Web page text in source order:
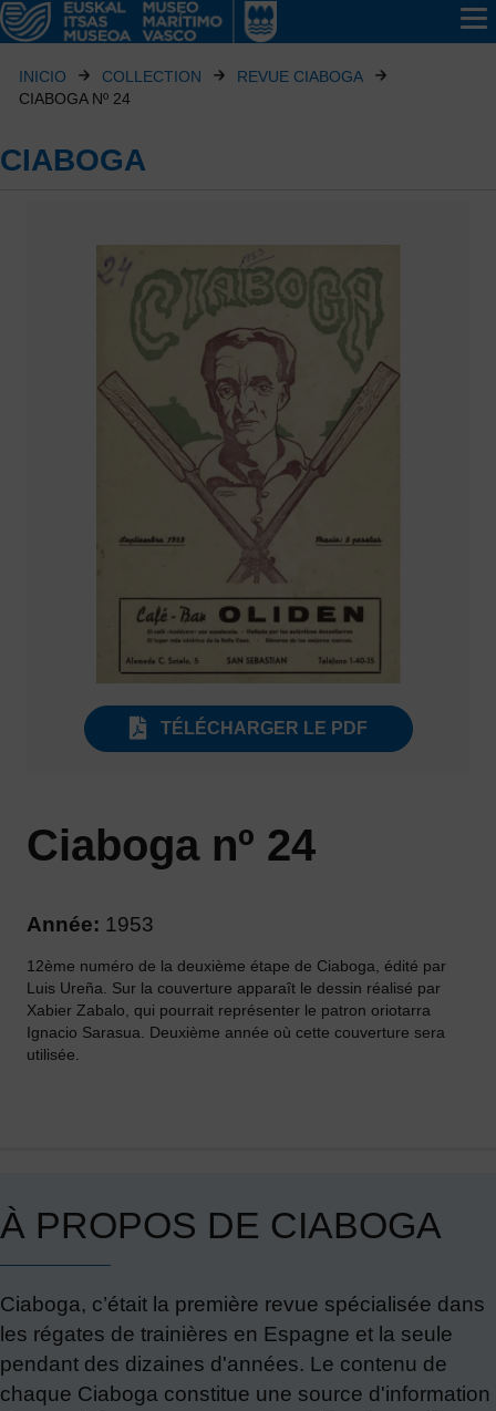
INICIO COLLECTION
REVUE CIABOGA
CIABOGA Nº 24
CIABOGA
TÉLÉCHARGER LE PDF
Ciaboga nº 24
Année: 1953
12ème numéro de la deuxième étape de Ciaboga, édité par
Luis Ureña. Sur la couverture apparaît le dessin réalisé par
Xabier Zabalo, qui pourrait représenter le patron oriotarra
Ignacio Sarasua. Deuxième année où cette couverture sera
utilisée.
À PROPOS DE CIABOGA
Ciaboga, c’était la première revue spécialisée dans
les régates de trainières en Espagne et la seule
pendant des dizaines d'années. Le contenu de
chaque Ciaboga constitue une source d'information